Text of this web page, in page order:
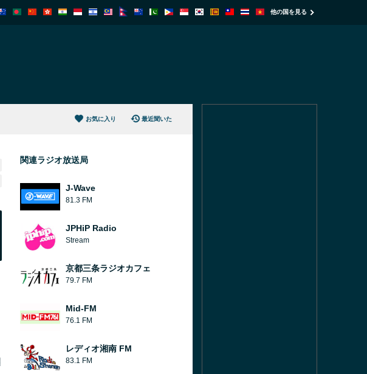
他の国を見る
お気に入り 最近聞いた
関連ラジオ放送局
J-Wave
81.3 FM
JPHiP Radio
Stream
京都三条ラジオカフェ
79.7 FM
Mid-FM
76.1 FM
レディオ湘南 FM
83.1 FM